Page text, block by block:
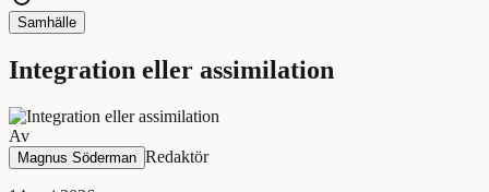
Samhälle
Integration eller assimilation
Av
Magnus Söderman Redaktör